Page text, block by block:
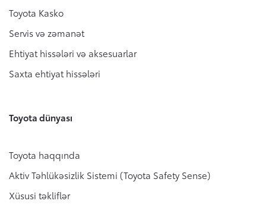
Toyota Kasko
Servis və zəmanət
Ehtiyat hissələri və aksesuarlar
Saxta ehtiyat hissələri
Toyota dünyası
Toyota haqqında
Aktiv Təhlükəsizlik Sistemi (Toyota Safety Sense)
Xüsusi təkliflər